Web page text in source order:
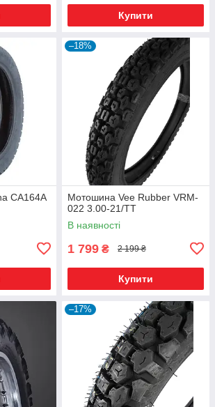
Купити
CA164A
–18%
Мотошина Vee Rubber VRM-
022 3.00-21/TT
В наявності
1 799 ₴ 2 199 ₴
Купити
–17%